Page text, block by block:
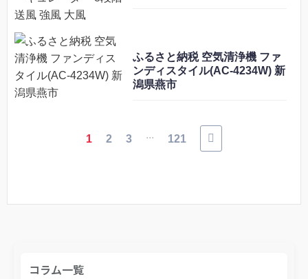
ふるさと納税 空気清浄機 ファ
ンディスタイル(AC-4234W) 新
潟県燕市
1 2 3 ... 121
コラム一覧